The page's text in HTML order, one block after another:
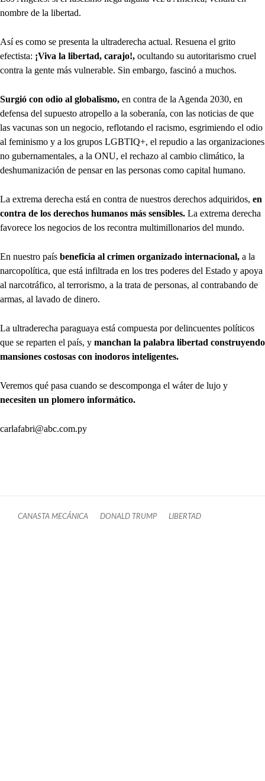
nombre de la libertad.
Así es como se presenta la ultraderecha actual. Resuena el grito
efectista: ¡Viva la libertad, carajo!, ocultando su autoritarismo cruel
contra la gente más vulnerable. Sin embargo, fascinó a muchos.
Surgió con odio al globalismo, en contra de la Agenda 2030, en
defensa del supuesto atropello a la soberanía, con las noticias de que
las vacunas son un negocio, reflotando el racismo, esgrimiendo el odio
al feminismo y a los grupos LGBTIQ+, el repudio a las organizaciones
no gubernamentales, a la ONU, el rechazo al cambio climático, la
deshumanización de pensar en las personas como capital humano.
La extrema derecha está en contra de nuestros derechos adquiridos, en
contra de los derechos humanos más sensibles. La extrema derecha
favorece los negocios de los recontra multimillonarios del mundo.
En nuestro país beneficia al crimen organizado internacional, a la
narcopolítica, que está infiltrada en los tres poderes del Estado y apoya
al narcotráfico, al terrorismo, a la trata de personas, al contrabando de
armas, al lavado de dinero.
La ultraderecha paraguaya está compuesta por delincuentes políticos
que se reparten el país, y manchan la palabra libertad construyendo
mansiones costosas con inodoros inteligentes.
Veremos qué pasa cuando se descomponga el wáter de lujo y
necesiten un plomero informático.
carlafabri@abc.com.py
CANASTA MECÁNICA DONALD TRUMP LIBERTAD